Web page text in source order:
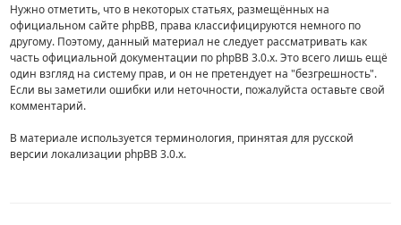
Нужно отметить, что в некоторых статьях, размещённых на
официальном сайте phpBB, права классифицируются немного по
другому. Поэтому, данный материал не следует рассматривать как
часть официальной документации по phpBB 3.0.x. Это всего лишь ещё
один взгляд на систему прав, и он не претендует на "безгрешность".
Если вы заметили ошибки или неточности, пожалуйста оставьте свой
комментарий.
В материале иcпользуется терминология, принятая для русской
версии локализации phpBB 3.0.x.